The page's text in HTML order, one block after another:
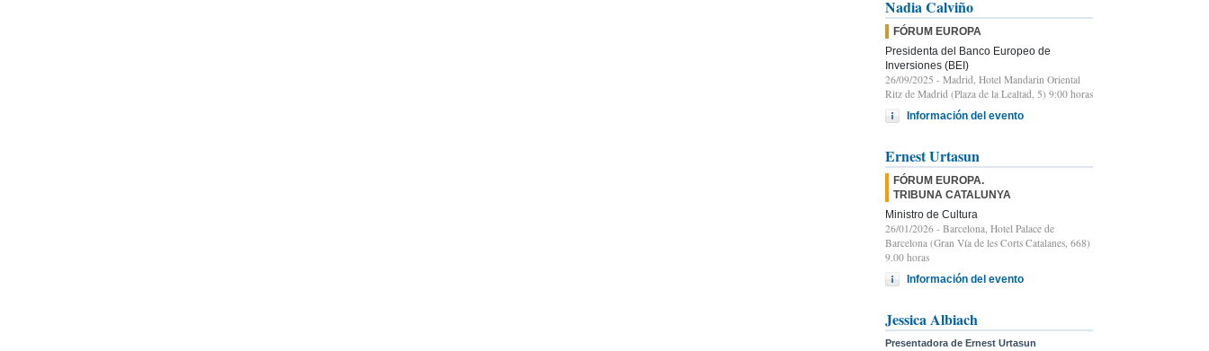
Nadia Calviño
FÓRUM EUROPA
Presidenta del Banco Europeo de
Inversiones (BEI)
26/09/2025 - Madrid, Hotel Mandarin Oriental
Ritz de Madrid (Plaza de la Lealtad, 5) 9:00 horas
Información del evento
Ernest Urtasun
FÓRUM EUROPA.
TRIBUNA CATALUNYA
Ministro de Cultura
26/01/2026 - Barcelona, Hotel Palace de
Barcelona (Gran Vía de les Corts Catalanes, 668)
9.00 horas
Información del evento
Jessica Albiach
Presentadora de Ernest Urtasun